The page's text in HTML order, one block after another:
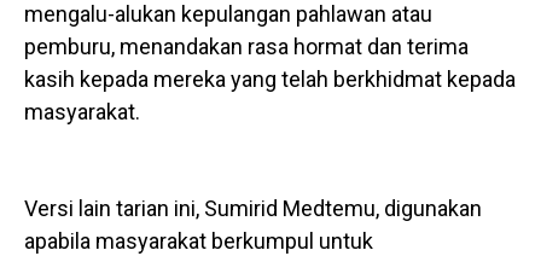
mengalu-alukan kepulangan pahlawan atau
pemburu, menandakan rasa hormat dan terima
kasih kepada mereka yang telah berkhidmat kepada
masyarakat.
Versi lain tarian ini, Sumirid Medtemu, digunakan
apabila masyarakat berkumpul untuk